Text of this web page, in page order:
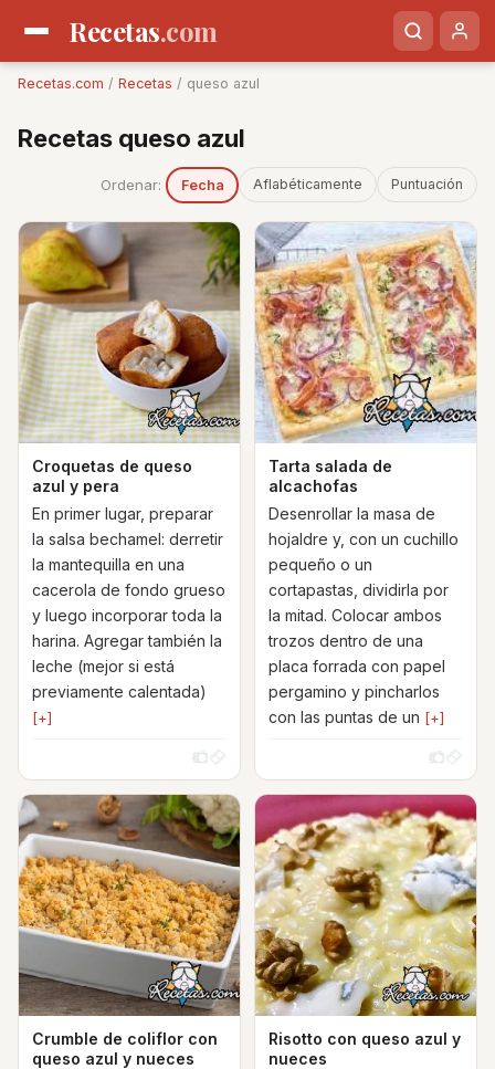
Recetas.com
Recetas.com / Recetas / queso azul
Recetas queso azul
Ordenar: Fecha Aflabéticamente Puntuación
Croquetas de queso
azul y pera
En primer lugar, preparar
la salsa bechamel: derretir
la mantequilla en una
cacerola de fondo grueso
y luego incorporar toda la
harina. Agregar también la
leche (mejor si está
previamente calentada)
[+]
Tarta salada de
alcachofas
Desenrollar la masa de
hojaldre y, con un cuchillo
pequeño o un
cortapastas, dividirla por
la mitad. Colocar ambos
trozos dentro de una
placa forrada con papel
pergamino y pincharlos
con las puntas de un [+]
Crumble de coliflor con
queso azul y nueces
Risotto con queso azul y
nueces